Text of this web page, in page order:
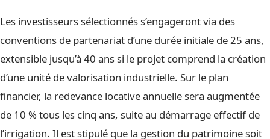
Les investisseurs sélectionnés s’engageront via des
conventions de partenariat d’une durée initiale de 25 ans,
extensible jusqu’à 40 ans si le projet comprend la création
d’une unité de valorisation industrielle. Sur le plan
financier, la redevance locative annuelle sera augmentée
de 10 % tous les cinq ans, suite au démarrage effectif de
l’irrigation. Il est stipulé que la gestion du patrimoine soit